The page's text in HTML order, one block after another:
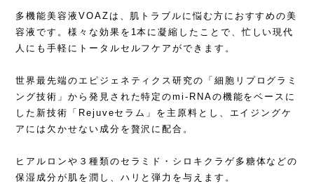
多機能美容液VOAZは、肌トラブルに悩む方におすすめの美
容液です。様々な効果を1本に凝縮したことで、忙しい現代
人にも手軽にトータルセルフケアができます。
世界最先端のエピジェネティクス研究の「細胞リプログラミ
ング技術」から発見された特定のmi-RNAの機能をベースに
した新技術「Rejuveセラム」を主原料とし、エイジングケ
アには欠かせない成分を贅沢に配合。
ヒアルロンや３種類のセラミド・シロキクラゲ多糖体などの
保湿成分が肌を潤し、ハリと弾力を与えます。